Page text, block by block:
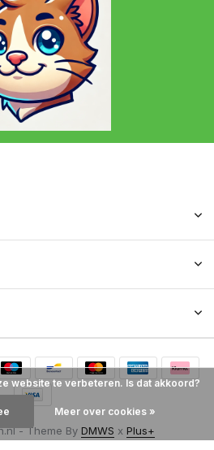
- Theme By DMWS x Plus+
website te verbeteren. Is dat akkoord?
Meer over cookies »